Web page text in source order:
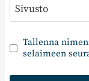
Sivusto
Tallenna
selaimeen